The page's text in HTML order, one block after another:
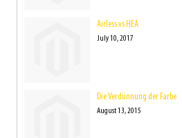
Airless vs HEA
July 10, 2017
Die Verdünnung der Farbe
August 13, 2015